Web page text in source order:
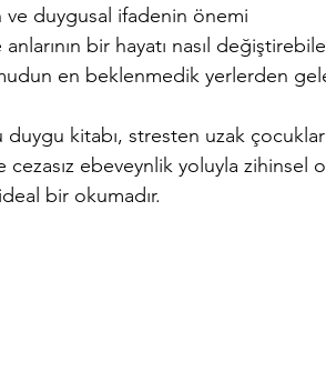
ve duygusal ifadenin önemi
bir hayatı nasıl
en beklenmedik yerlerden
kitabı, stresten uzak
cezasız ebeveynlik yoluyla
bir okumadır.